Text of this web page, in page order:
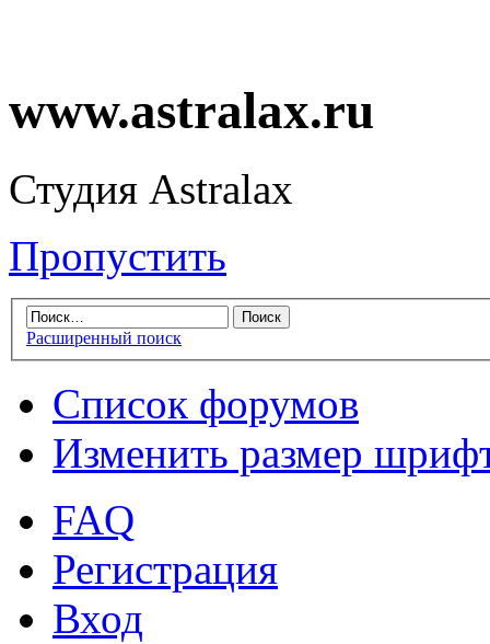
www.astralax.ru
Студия Astralax
Пропустить
Расширенный поиск
Список форумов
Изменить размер
FAQ
Регистрация
Вход